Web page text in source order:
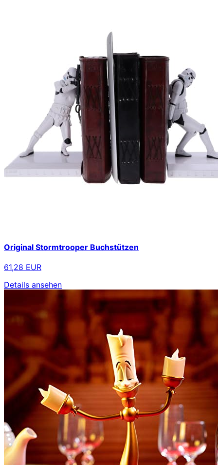
Original Stormtrooper Buchstützen
61,28 EUR
Details ansehen